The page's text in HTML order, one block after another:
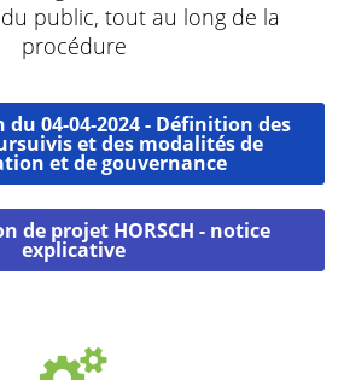
public, tout au long de la
procédure
04-04-2024 - Définition des
et des modalités de
et de gouvernance
de projet HORSCH - notice
explicative